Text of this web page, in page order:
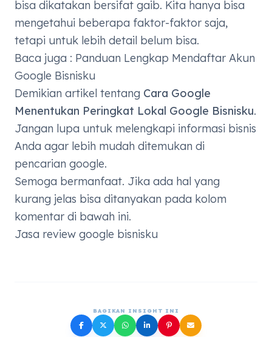
bisa dikatakan bersifat gaib. Kita hanya bisa
mengetahui beberapa faktor-faktor saja,
tetapi untuk lebih detail belum bisa.
Baca juga : Panduan Lengkap Mendaftar Akun
Google Bisnisku
Demikian artikel tentang Cara Google
Menentukan Peringkat Lokal Google Bisnisku.
Jangan lupa untuk melengkapi informasi bisnis
Anda agar lebih mudah ditemukan di
pencarian google.
Semoga bermanfaat. Jika ada hal yang
kurang jelas bisa ditanyakan pada kolom
komentar di bawah ini.
Jasa review google bisnisku
BAGIKAN INSIGHT INI